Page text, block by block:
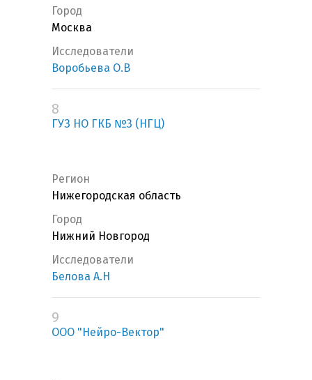
Город
Москва
Исследователи
Воробьева О.В
8
ГУЗ НО ГКБ №3 (НГЦ)
Регион
Нижегородская область
Город
Нижний Новгород
Исследователи
Белова А.Н
9
ООО "Нейро-Вектор"